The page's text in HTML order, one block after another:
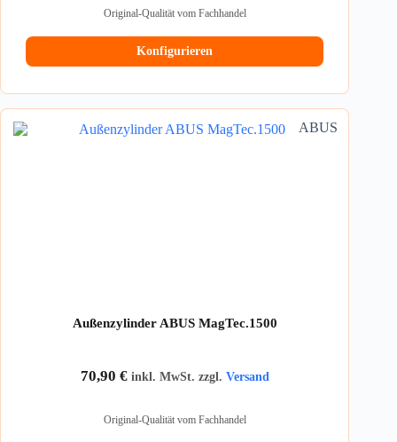
Original-Qualität vom Fachhandel
Konfigurieren
ABUS
Außenzylinder ABUS MagTec.1500
70,90 € inkl. MwSt. zzgl. Versand
Original-Qualität vom Fachhandel